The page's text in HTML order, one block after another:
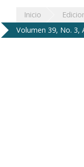
Inicio
Volumen 39, No. 3,